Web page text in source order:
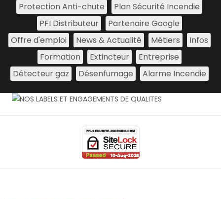
Protection Anti-chute
Plan Sécurité Incendie
PFI Distributeur
Partenaire Google
Offre d'emploi
News & Actualité Métiers
Infos
Formation
Extincteur
Entreprise
Détecteur gaz
Désenfumage Alarme Incendie